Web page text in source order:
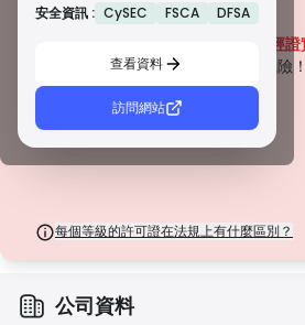
安全資訊 : CySEC FSCA DFSA
查看資料
訪問網站
警告
未經
請注意潛在風險！
每個等級的許可證在法規上有什麼區別？
由受尊敬的區域監管機構授予，這些許可證提
離、財務報告和補償計劃。雖然沒有等級 1 那
由新興市場的監管機構頒發，這些許可證提供
AML 政策。監管較不嚴格，因此交易
來自監管最少的司法管轄區，這些許可證通常缺
保險。雖然它們對營運彈性很有吸引力，但
公司資料